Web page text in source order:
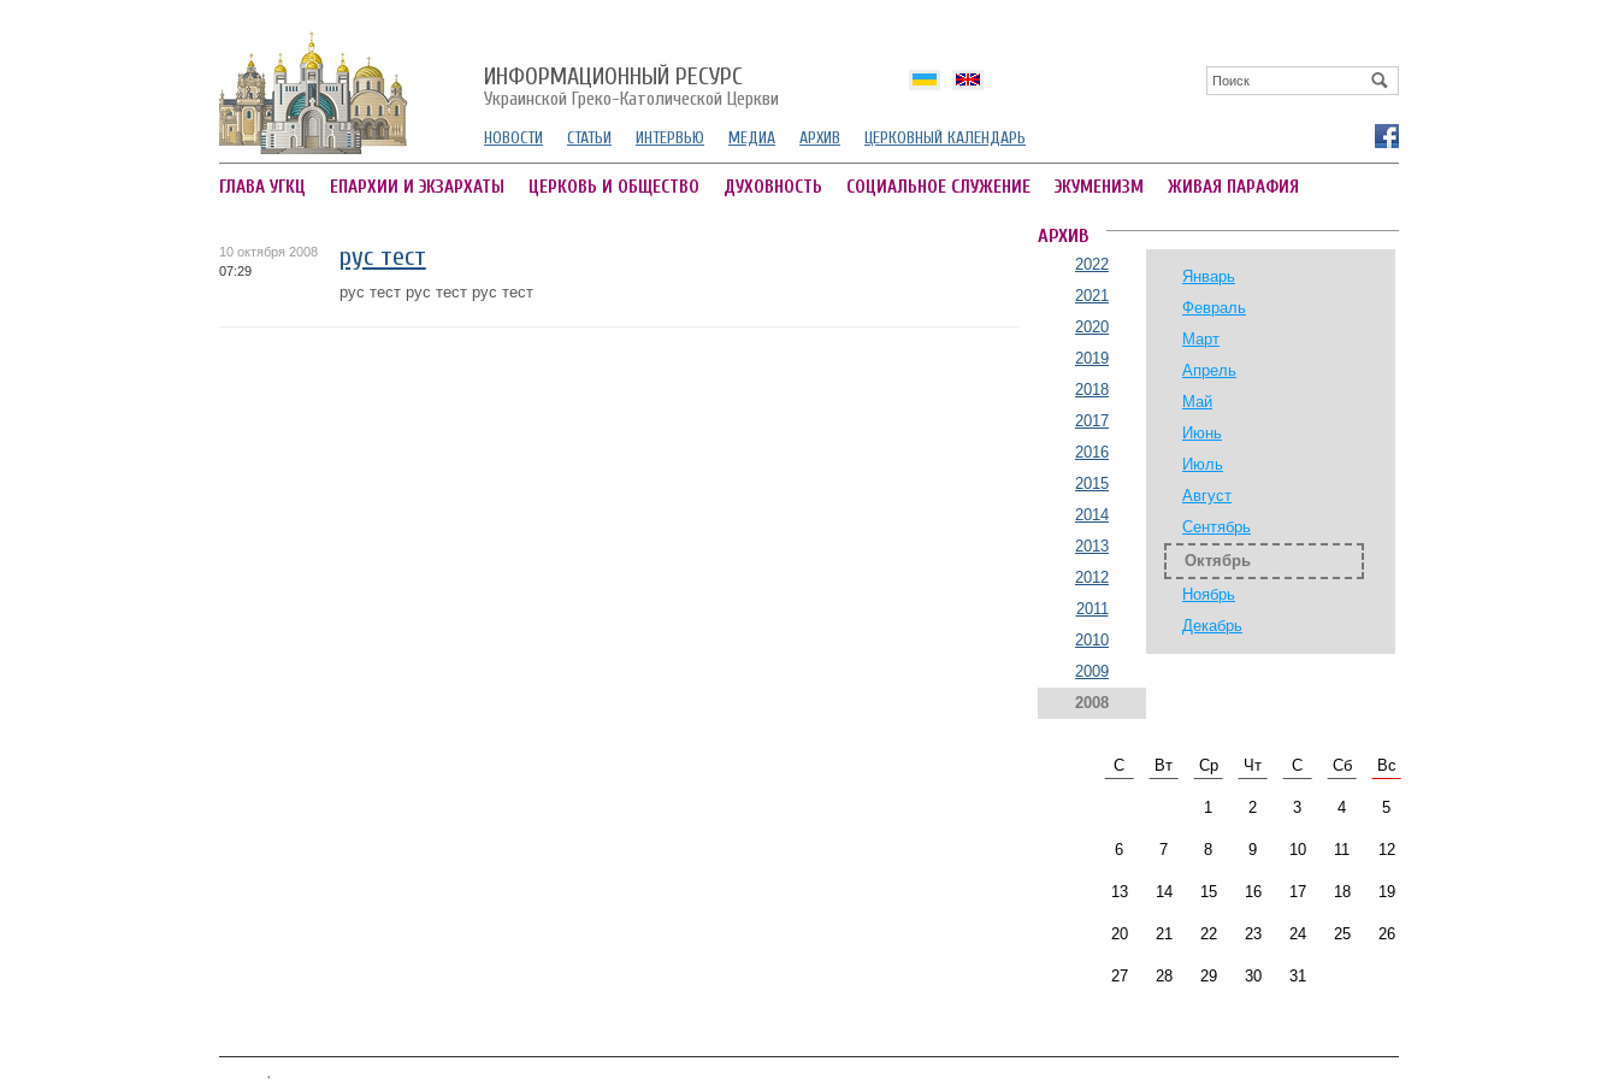
ИНФОРМАЦИОННЫЙ РЕСУРС
Украинской Греко-Католической Церкви
НОВОСТИ СТАТЬИ ИНТЕРВЬЮ МЕДИА АРХИВ ЦЕРКОВНЫЙ КАЛЕНДАРЬ
ГЛАВА УГКЦ ЕПАРХИИ И ЭКЗАРХАТЫ ЦЕРКОВЬ И ОБЩЕСТВО ДУХОВНОСТЬ СОЦИАЛЬНОЕ СЛУЖЕНИЕ ЭКУМЕНИЗМ ЖИВАЯ ПАРАФИЯ
10 октября 2008
07:29
рус тест
рус тест рус тест рус тест
АРХИВ
2022
2021
2020
2019
2018
2017
2016
2015
2014
2013
2012
2011
2010
2009
2008
Январь
Февраль
Март
Апрель
Май
Июнь
Июль
Август
Сентябрь
Октябрь
Ноябрь
Декабрь
С Вт Ср Чт С Сб Вс
1 2 3 4 5
6 7 8 9 10 11 12
13 14 15 16 17 18 19
20 21 22 23 24 25 26
27 28 29 30 31